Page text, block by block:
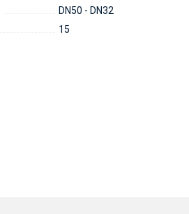
DN50 - DN32
15